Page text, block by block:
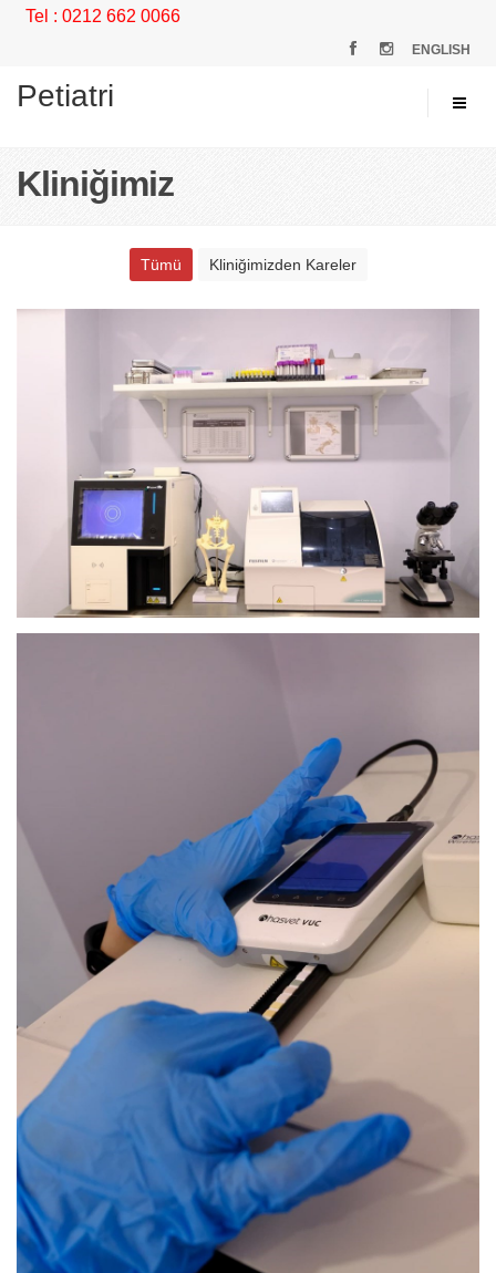
Tel : 0212 662 0066
ENGLISH
Petiatri
Kliniğimiz
Tümü Kliniğimizden Kareler